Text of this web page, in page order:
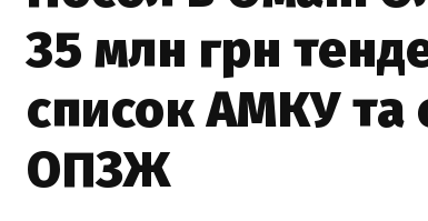
35 млн грн
список АМКУ та
ОПЗЖ